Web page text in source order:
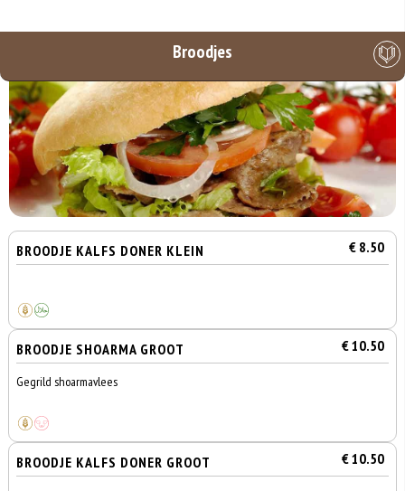
Broodjes
BROODJE KALFS DONER KLEIN € 8.50
BROODJE SHOARMA GROOT € 10.50
Gegrild shoarmavlees
BROODJE KALFS DONER GROOT € 10.50